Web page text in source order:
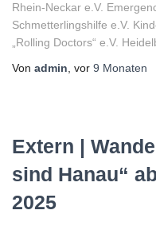
Rhein-Neckar e.V.
Schmetterlingshilfe e.V.
„Rolling Doctors“ e.V.
Von admin , vor 9 Monaten
Extern |
sind Hanau“
2025